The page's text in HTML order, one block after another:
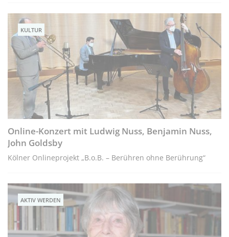
KULTUR
Online-Konzert mit Ludwig Nuss, Benjamin Nuss,
John Goldsby
Kölner Onlineprojekt „B.o.B. – Berühren ohne Berührung“
AKTIV WERDEN